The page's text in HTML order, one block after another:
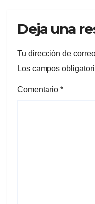
Deja una
Tu dirección de
Los campos
Comentario *